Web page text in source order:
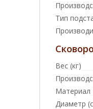
Тип
Вес (кг)
Материал
Диаметр